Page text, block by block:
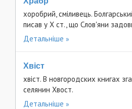
хоробрий, сміливець.
писав у Х ст., що Слов'яни
Детальніше
Хвіст
хвіст. В новгородских книгах
селянин Хвост.
Детальніше